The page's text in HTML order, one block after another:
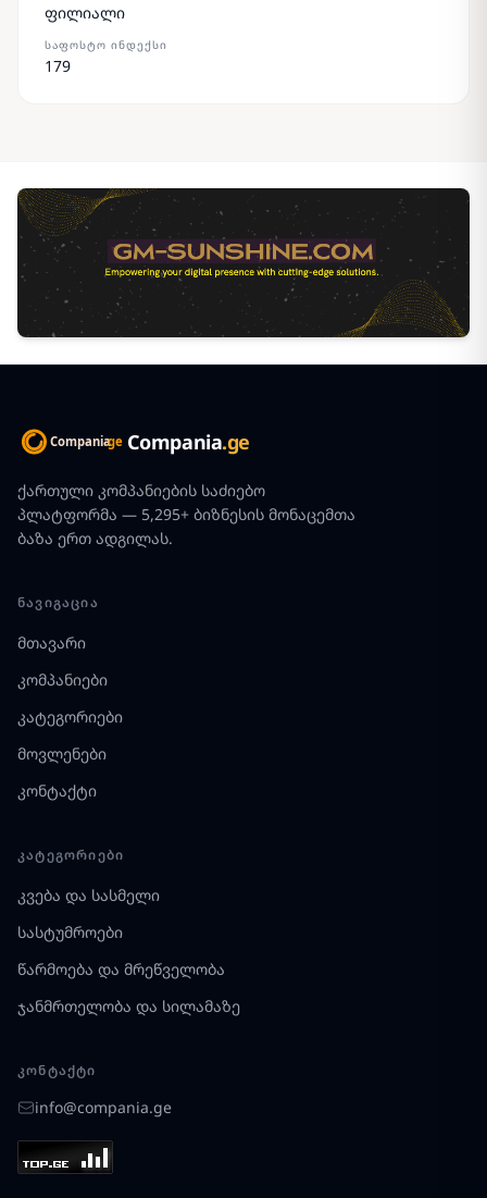
ფილიალი
ᲡᲐᲤᲝᲡᲢᲝ ᲘᲜᲓᲔᲥᲡᲘ
179
Compania.ge
ქართული კომპანიების საძიებო
პლატფორმა — 5,295+ ბიზნესის მონაცემთა
ბაზა ერთ ადგილას.
ᲜᲐᲕᲘᲒᲐᲪᲘᲐ
მთავარი
კომპანიები
კატეგორიები
მოვლენები
კონტაქტი
ᲙᲐᲢᲔᲒᲝᲠᲘᲔᲑᲘ
კვება და სასმელი
სასტუმროები
წარმოება და მრეწველობა
ჯანმრთელობა და სილამაზე
ᲙᲝᲜᲢᲐᲥᲢᲘ
info@compania.ge